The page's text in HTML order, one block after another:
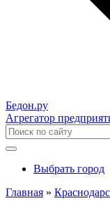
Бедон.ру
Агрегатор
Выбрать город
Главная »